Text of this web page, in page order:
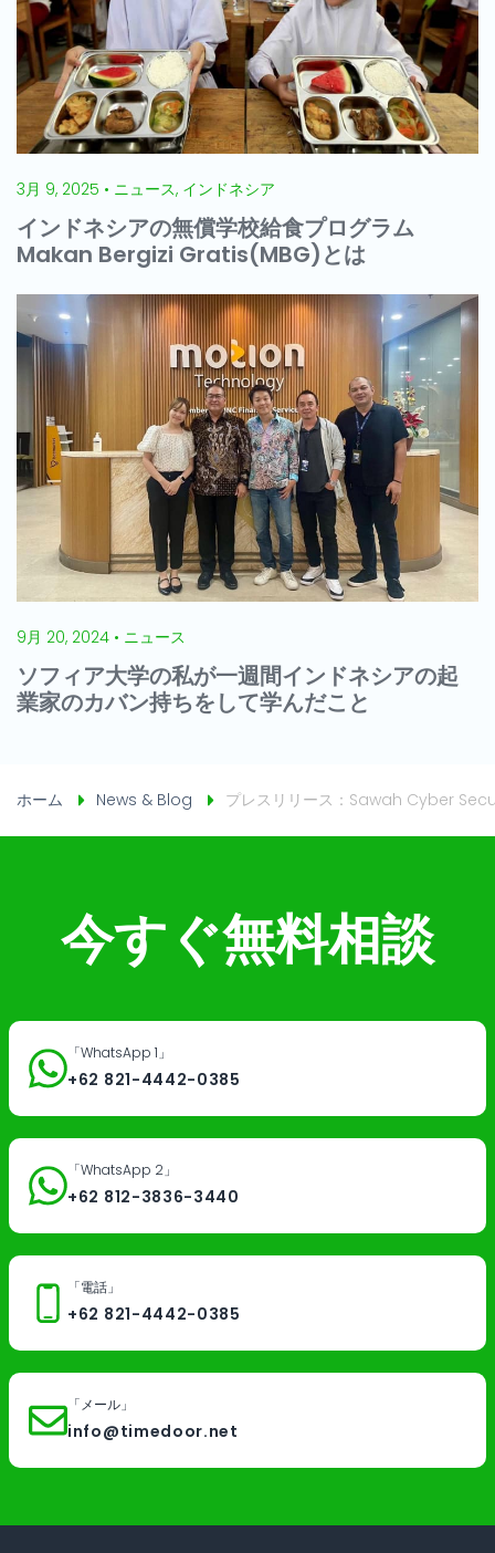
3月 9, 2025 • ニュース, インドネシア
インドネシアの無償学校給食プログラム
Makan Bergizi Gratis(MBG)とは
9月 20, 2024 • ニュース
ソフィア大学の私が一週間インドネシアの起
業家のカバン持ちをして学んだこと
ホーム News & Blog プレスリリース：Sawah Cyber
今すぐ無料相談
「WhatsApp 1」
+62 821-4442-0385
「WhatsApp 2」
+62 812-3836-3440
「電話」
+62 821-4442-0385
「メール」
info@timedoor.net